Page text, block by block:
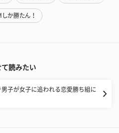
か勝たん！
て読みたい
子が女子に追われる恋愛勝ち組に